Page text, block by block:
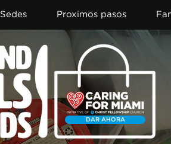
Sedes Proximos pasos
DAR AHORA